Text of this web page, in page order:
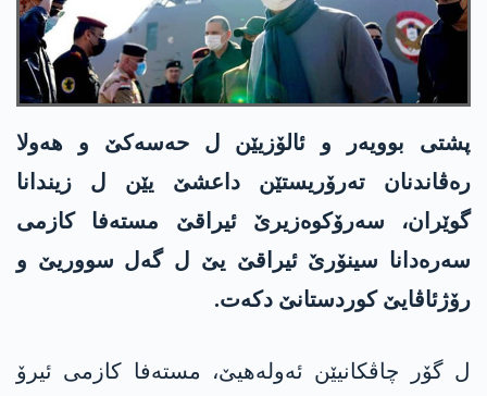
پشتی بوویەر و ئالۆزیێن ل حەسەکێ و هه‌ولا
ره‌ڤاندنان ته‌رۆریستێن داعشێ یێن ل زیندانا
گوێران، سەرۆکوەزیرێ ئیراقێ مستەفا کازمی
سەره‌دانا سینۆرێ ئیراقێ یێ ل گەل سووریێ و
رۆژئاڤایێ کوردستانێ دکەت.
ل گۆر چاڤکانیێن ئەولەهیێ، مستەفا کازمی ئیرۆ